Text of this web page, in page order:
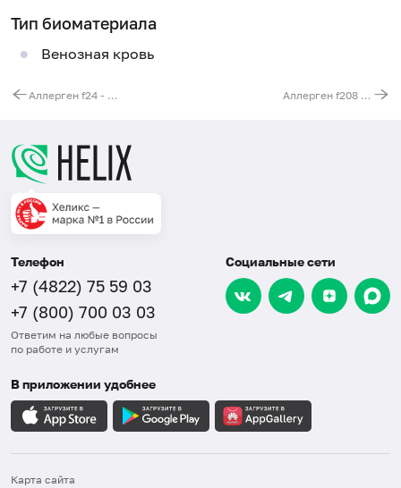
Тип биоматериала
Венозная кровь
Аллерген f24 - креветки, IgG Аллерген f208 - лимон, IgG
Телефон
+7 (4822) 75 59 03
+7 (800) 700 03 03
Ответим на любые вопросы
по работе и услугам
Социальные сети
В приложении удобнее
Карта сайта